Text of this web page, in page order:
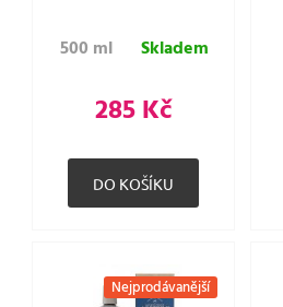
500 ml Skladem
285 Kč
Nejprodávanější